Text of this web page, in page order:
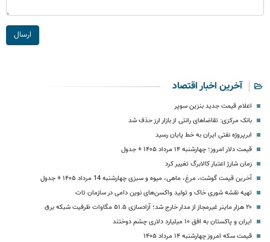
ارسال
آخرین اخبار اقتصاد
اعلام قیمت جدید بنزین سوپر
بانک مرکزی: تقاضاهای رانتی از بازار ارز حذف شد
ابرپروژه نفتی ایران به خط پایان رسید
قیمت دلار امروز؛ چهارشنبه ۱۴ مرداد ۱۴۰۵ + جدول
زمان شارژ اعتبار کالابرگ تغییر کرد
آخرین قیمت گوشت، مرغ، ماهی، میوه و سبزی چهارشنبه 14 مرداد ۱۴۰۵ + جدول
تهیه نقشه شوری خاک و تولید واکسن‌های نوین دامی در سازمان تات
۲۰ هزار ماینر غیرمجاز از مدار خارج شد؛ آزادسازی ۵۱.۵ مگاوات ظرفیت شبکه برق
ایران و پاکستان به افق ۱۰ میلیارد دلاری چشم دوختند
قیمت سکه امروز چهارشنبه ۱۴ مرداد ۱۴۰۵